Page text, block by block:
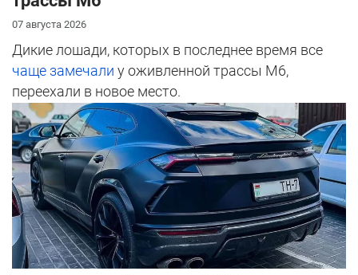
07 августа 2026
Дикие лошади, которых в последнее время все
чаще замечали у оживленной трассы М6,
переехали в новое место.